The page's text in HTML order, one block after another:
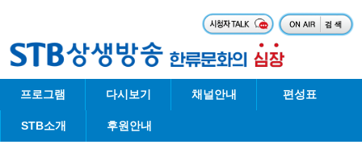
프로그램 다시보기 채널안내 편성표
STB소개 후원안내